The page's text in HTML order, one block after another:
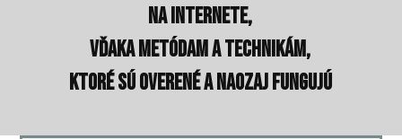
na internete,
vďaka metódam a technikám,
ktoré sú overené a naozaj fungujú